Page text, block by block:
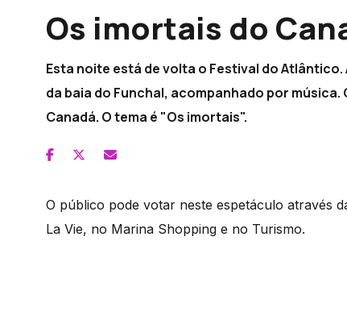
Os imortais do
Esta noite está de volta o Festival do
da baia do Funchal, acompanhado por
Canadá. O tema é "Os imortais".
O público pode votar neste espetáculo através
La Vie, no Marina Shopping e no Turismo.